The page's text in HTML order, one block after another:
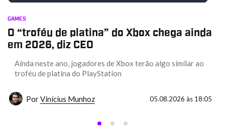
GAMES
O “troféu de platina” do Xbox chega ainda
em 2026, diz CEO
Ainda neste ano, jogadores de Xbox terão algo similar ao
troféu de platina do PlayStation
PorVinícius Munhoz 05.08.2026 às 18:05